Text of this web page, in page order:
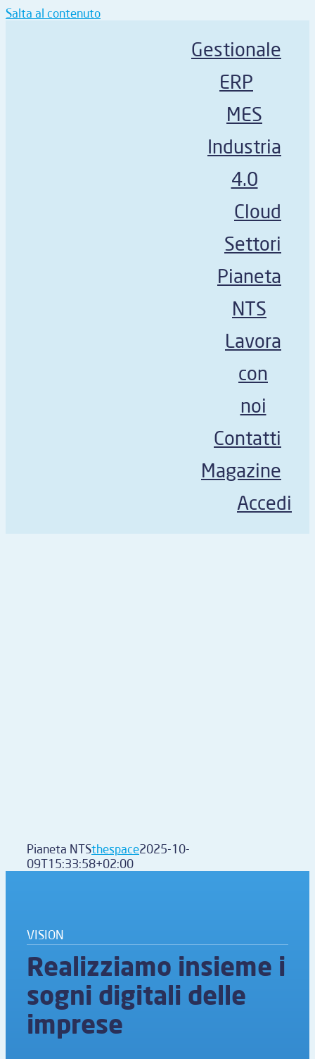
Salta al contenuto
Gestionale
ERP
MES
Industria
4.0
Cloud
Settori
Pianeta
NTS
Lavora
con
noi
Contatti
Magazine
Accedi
Pianeta NTSthespace2025-10-
09T15:33:58+02:00
VISION
Realizziamo insieme i
sogni digitali delle
imprese